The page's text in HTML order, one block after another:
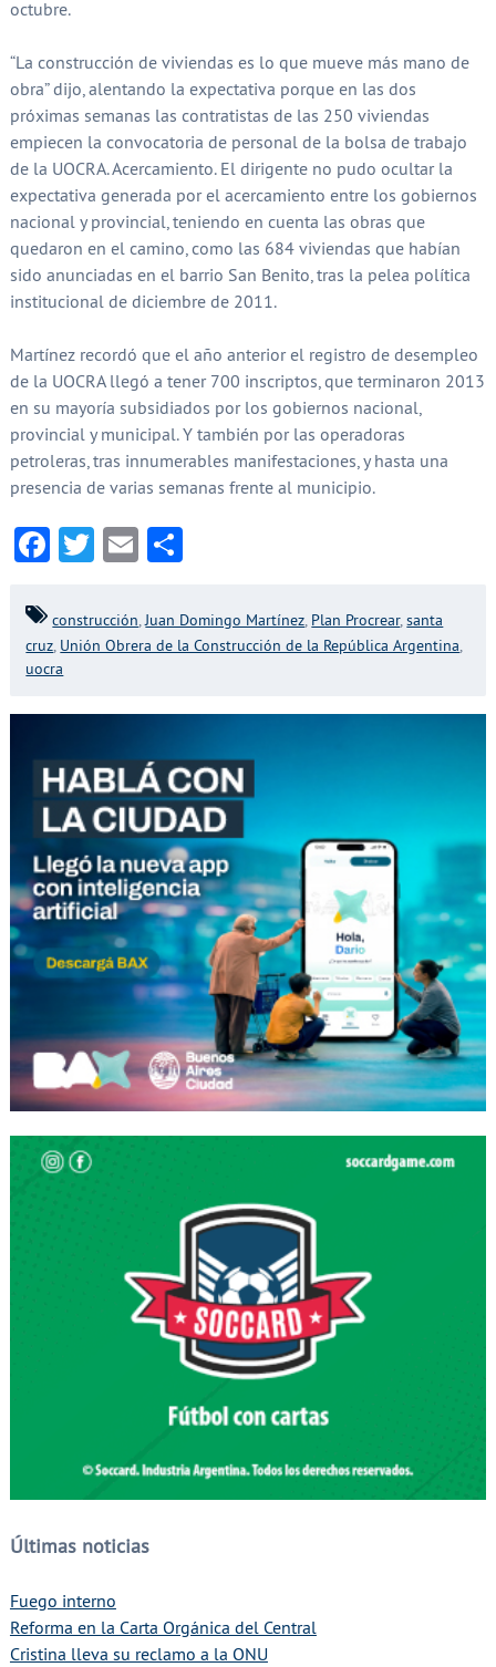
octubre.
“La construcción de viviendas es lo que mueve más mano de
obra” dijo, alentando la expectativa porque en las dos
próximas semanas las contratistas de las 250 viviendas
empiecen la convocatoria de personal de la bolsa de trabajo
de la UOCRA. Acercamiento. El dirigente no pudo ocultar la
expectativa generada por el acercamiento entre los gobiernos
nacional y provincial, teniendo en cuenta las obras que
quedaron en el camino, como las 684 viviendas que habían
sido anunciadas en el barrio San Benito, tras la pelea política
institucional de diciembre de 2011.
Martínez recordó que el año anterior el registro de desempleo
de la UOCRA llegó a tener 700 inscriptos, que terminaron 2013
en su mayoría subsidiados por los gobiernos nacional,
provincial y municipal. Y también por las operadoras
petroleras, tras innumerables manifestaciones, y hasta una
presencia de varias semanas frente al municipio.
Facebook
Twitter
EmailCompartir
construcción,Juan Domingo Martínez, Plan Procrear,santa
cruz, Unión Obrera de la Construcción de la República Argentina,
uocra
Últimas noticias
Fuego interno
Reforma en la Carta Orgánica del Central
Cristina lleva su reclamo a la ONU